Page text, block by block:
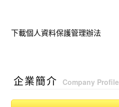
下載個人資料保護管理辦法
企業簡介 Company Profile